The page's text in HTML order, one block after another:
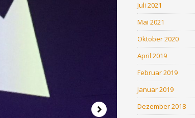
Juli 2021
Mai 2021
Oktober 2020
April 2019
Februar 2019
Januar 2019
Dezember 2018